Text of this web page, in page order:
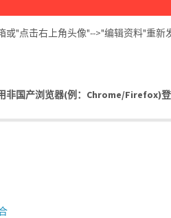
"点击右上角头像"-->"编辑资料"重新
非国产浏览器(例：Chrome/Firefox)登